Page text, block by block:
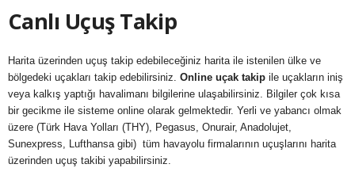
Canlı Uçuş Takip
Harita üzerinden uçuş takip edebileceğiniz harita ile istenilen ülke ve
bölgedeki uçakları takip edebilirsiniz. Online uçak takip ile uçakların iniş
veya kalkış yaptığı havalimanı bilgilerine ulaşabilirsiniz. Bilgiler çok kısa
bir gecikme ile sisteme online olarak gelmektedir. Yerli ve yabancı olmak
üzere (Türk Hava Yolları (THY), Pegasus, Onurair, Anadolujet,
Sunexpress, Lufthansa gibi) tüm havayolu firmalarının uçuşlarını harita
üzerinden uçuş takibi yapabilirsiniz.